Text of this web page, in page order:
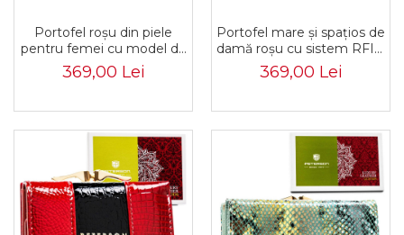
Portofel roșu din piele
pentru femei cu model de
crocodil în relief - Peterson
PTR-PTN 72037-CB-8775
369,00 Lei
Portofel mare și spațios de
damă roșu cu sistem RFID
- Peterson PTR-PTN
42100-CB-8799 RE
369,00 Lei